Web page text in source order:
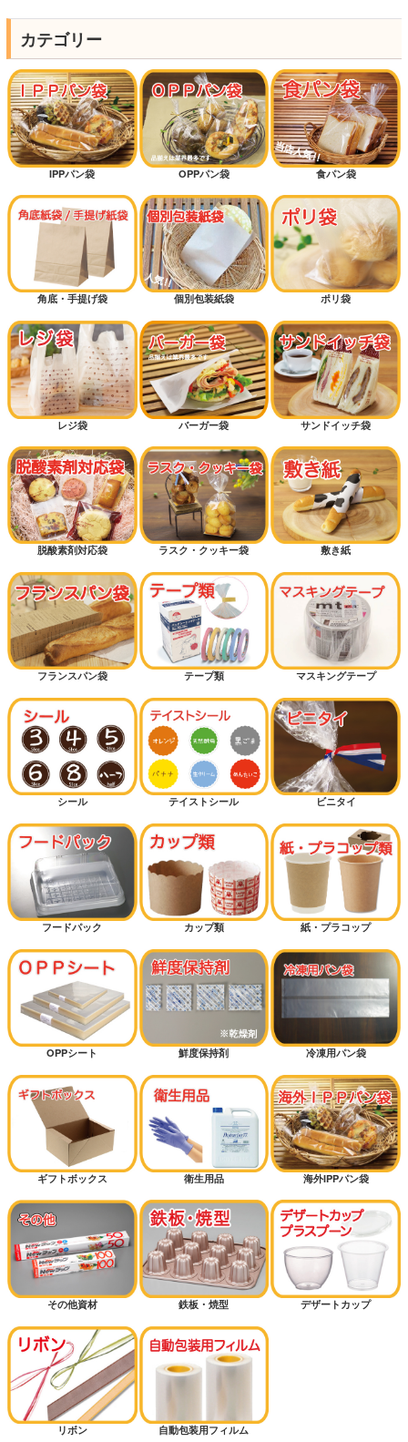
カテゴリー
IPPパン袋 OPPパン袋 食パン袋
角底・手提げ袋 個別包装紙袋 ポリ袋
レジ袋 バーガー袋 サンドイッチ袋
脱酸素剤対応袋 ラスク・クッキー袋 敷き紙
フランスパン袋 テープ類 マスキングテープ
シール テイストシール ビニタイ
フードパック カップ類 紙・プラコップ
OPPシート 鮮度保持剤 冷凍用パン袋
ギフトボックス 衛生用品 海外IPPパン袋
その他資材 鉄板・焼型 デザートカップ
リボン 自動包装用フィルム